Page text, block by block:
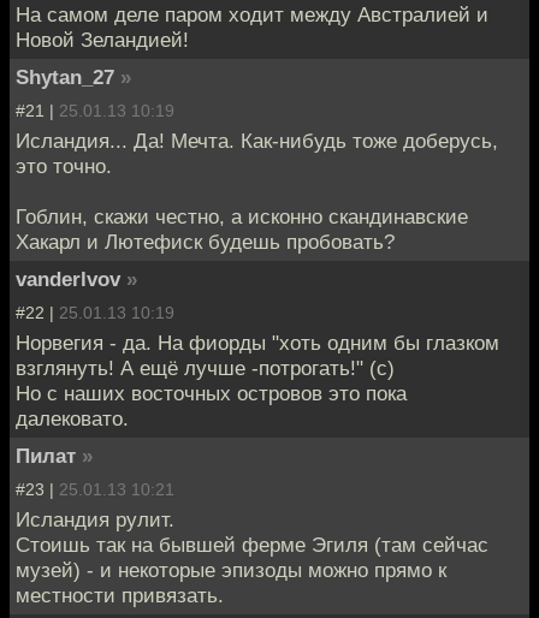
На самом деле паром ходит между Австралией и
Новой Зеландией!
Shytan_27 »
#21 | 25.01.13 10:19
Исландия... Да! Мечта. Как-нибудь тоже доберусь,
это точно.
Гоблин, скажи честно, а исконно скандинавские
Хакарл и Лютефиск будешь пробовать?
vanderlvov »
#22 | 25.01.13 10:19
Норвегия - да. На фиорды "хоть одним бы глазком
взглянуть! А ещё лучше -потрогать!" (с)
Но с наших восточных островов это пока
далековато.
Пилат »
#23 | 25.01.13 10:21
Исландия рулит.
Стоишь так на бывшей ферме Эгиля (там сейчас
музей) - и некоторые эпизоды можно прямо к
местности привязать.